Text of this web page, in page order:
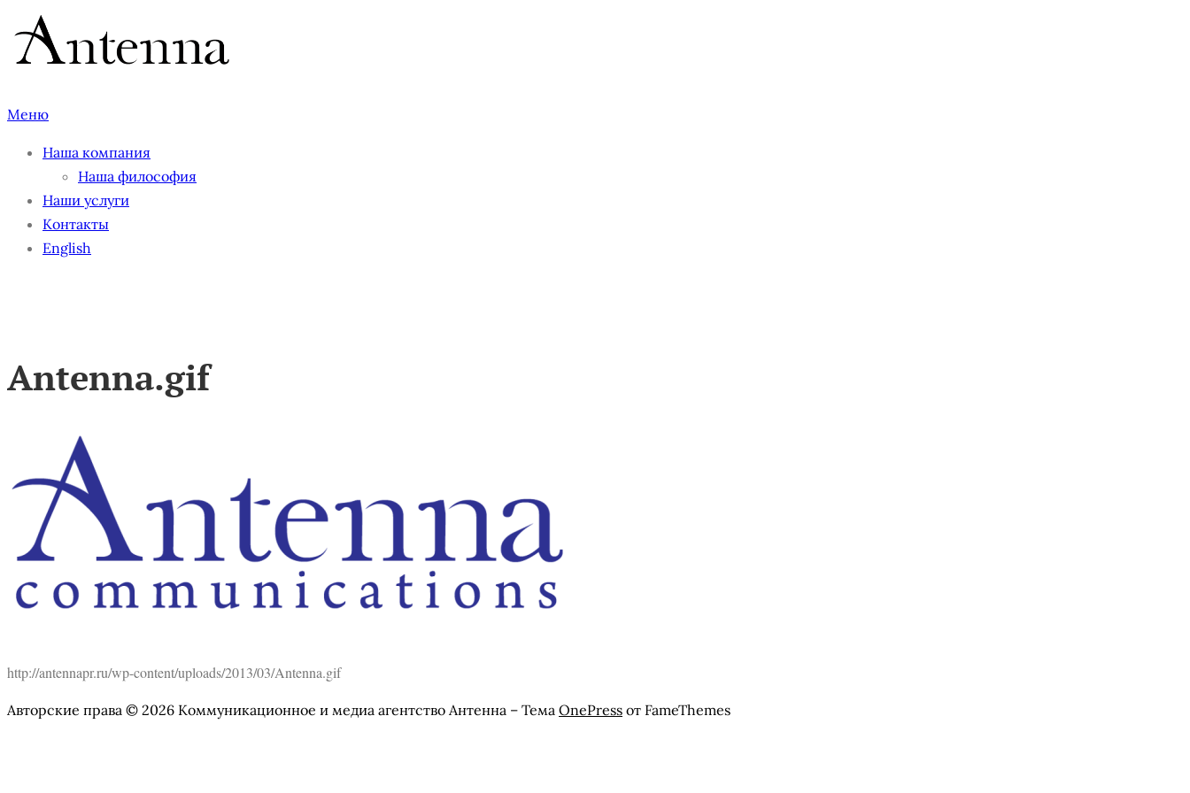
Перейти
содержимому
Меню
Наша компания
Наша философия
Наши услуги
Контакты
English
Antenna.gif
http://antennapr.ru/wp-content/uploads/2013/03/Antenna.gif
Авторские права © 2026 Коммуникационное и медиа агентство Антенна – Тема OnePress от FameThemes